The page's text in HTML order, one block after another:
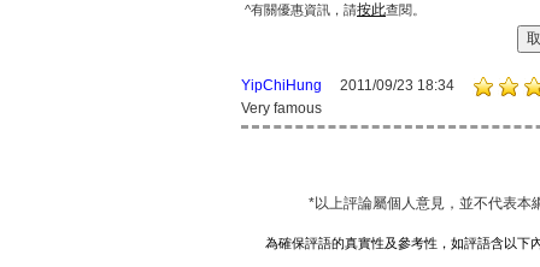
^有關優惠資訊，請按此查閱。
YipChiHung
2011/09/23 18:34
Very famous
*以上評論屬個人意見，並不代表本
為確保評語的真實性及參考性，如評語含以下